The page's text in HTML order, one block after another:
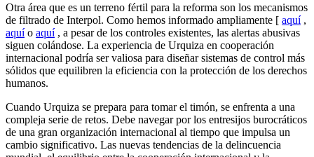
Otra área que es un terreno fértil para la reforma son los mecanismos
de filtrado de Interpol. Como hemos informado ampliamente [ aquí,
aquío aquí, a pesar de los controles existentes, las alertas abusivas
siguen colándose. La experiencia de Urquiza en cooperación
internacional podría ser valiosa para diseñar sistemas de control más
sólidos que equilibren la eficiencia con la protección de los derechos
humanos.
Cuando Urquiza se prepara para tomar el timón, se enfrenta a una
compleja serie de retos. Debe navegar por los entresijos burocráticos
de una gran organización internacional al tiempo que impulsa un
cambio significativo. Las nuevas tendencias de la delincuencia